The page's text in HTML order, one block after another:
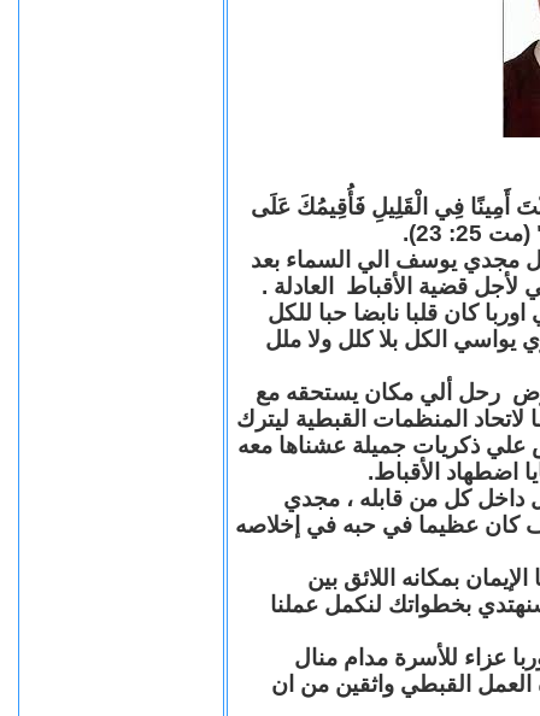
أَمِينًا فِي الْقَلِيلِ فَأُقِيمُكَ عَلَى
23).
مجدي يوسف الي السماء بعد
قضية الأقباط العادلة .
كان قلبا نابضا حبا للكل
يواسي الكل بلا كلل ولا ملل
رحل ألي مكان يستحقه مع
المنظمات القبطية ليترك
علي ذكريات جميلة عشناها معه
اضطهاد الأقباط.
داخل كل من قابله ، مجدي
عظيما في حبه في إخلاصه
بمكانه اللائق بين
بخطواتك لنكمل عملنا
عزاء للأسرة مدام منال
العمل القبطي واثقين من ان